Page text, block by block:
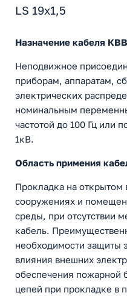
LS 19х1,5
Назначение кабеля
Неподвижное
приборам, аппаратам,
электрических
номинальным
частотой до 100 Гц или
1кВ.
Область примения
Прокладка на открытом
сооружениях и
среды, при отсутствии
кабель.
необходимости защиты
влияния внешних
обеспечения пожарной
цепей при прокладке в